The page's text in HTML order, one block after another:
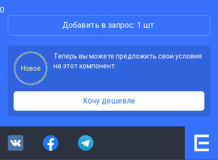
0
Добавить в запрос: 1 шт.
Новое
Теперь вы можете предложить свои условия
на этот компонент:
Хочу дешевле